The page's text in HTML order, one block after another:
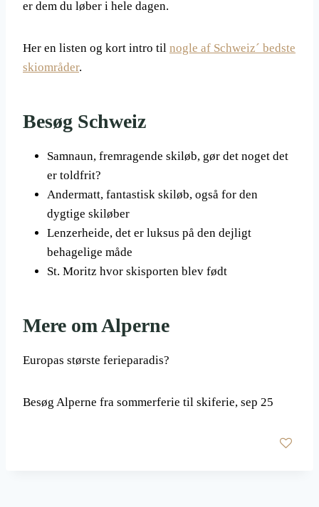
er dem du løber i hele dagen.
Her en listen og kort intro til nogle af Schweiz´ bedste
skiområder.
Besøg Schweiz
Samnaun, fremragende skiløb, gør det noget det
er toldfrit?
Andermatt, fantastisk skiløb, også for den
dygtige skiløber
Lenzerheide, det er luksus på den dejligt
behagelige måde
St. Moritz hvor skisporten blev født
Mere om Alperne
Europas største ferieparadis?
Besøg Alperne fra sommerferie til skiferie, sep 25